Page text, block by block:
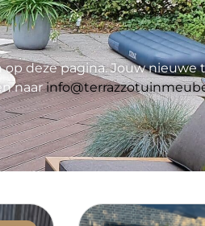
deze pagina. Jouw nieuwe
naar